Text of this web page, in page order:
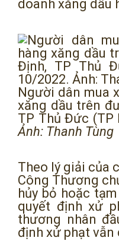
doanh xăng dầu
Người dân mua
xăng dầu trên
TP Thủ Đức (TP
Ảnh: Thanh Tùng
Theo lý giải của
Công Thương
hủy bỏ hoặc
quyết định xử
thương nhân
định xử phạt vẫn